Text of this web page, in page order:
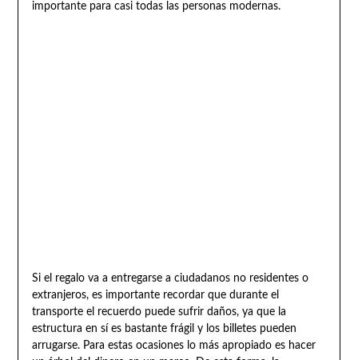
importante para casi todas las personas modernas.
Si el regalo va a entregarse a ciudadanos no residentes o
extranjeros, es importante recordar que durante el
transporte el recuerdo puede sufrir daños, ya que la
estructura en sí es bastante frágil y los billetes pueden
arrugarse. Para estas ocasiones lo más apropiado es hacer